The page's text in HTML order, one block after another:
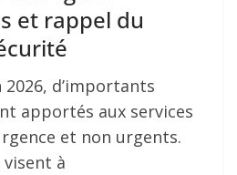
et rappel du
d’importants
apportés aux services
et non urgents.
visent à